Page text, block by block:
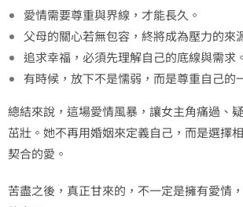
愛情需要尊重與界線，才能長久。
父母的關心若無包容，終將成為壓力的來
追求幸福，必須先理解自己的底線與需求。
有時候，放下不是懦弱，而是尊重自己的
總結來說，這場愛情風暴，讓女主角痛過、
茁壯。她不再用婚姻來定義自己，而是選擇
契合的愛。
苦盡之後，真正甘來的，不一定是擁有愛情